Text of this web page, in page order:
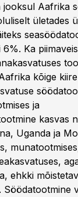
jooksul Aafrika
ületades
Ka
kõige
ja
kasvas
Uganda ja
ehkki
Söödatootmine